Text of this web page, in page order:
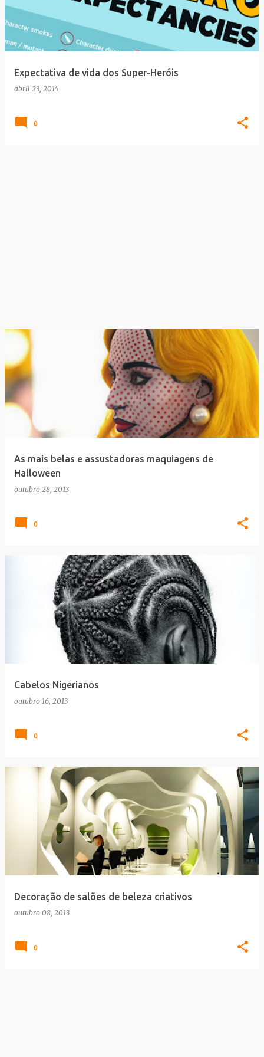
a
g
Expectativa de vida dos Super-Heróis
abril 23, 2014
0
As mais belas e assustadoras maquiagens de
Halloween
outubro 28, 2013
0
Cabelos Nigerianos
outubro 16, 2013
0
Decoração de salões de beleza criativos
outubro 08, 2013
0